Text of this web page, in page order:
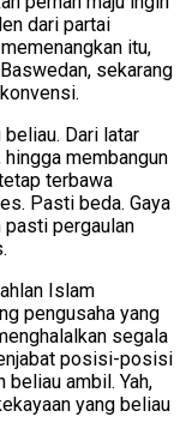
dari partai
itu,
sekarang
Dari latar
membangun
terbawa
Pasti beda. Gaya
pasti pergaulan
Islam
pengusaha yang
segala
posisi-posisi
ambil. Yah,
yang beliau